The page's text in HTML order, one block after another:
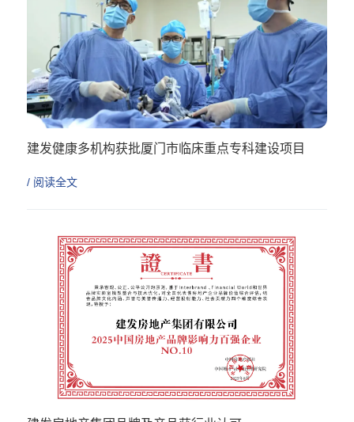
建发健康多机构获批厦门市临床重点专科建设项目
/ 阅读全文